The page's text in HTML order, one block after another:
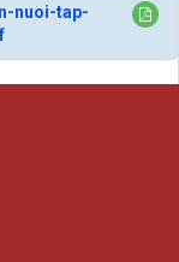
nuoi-tap-